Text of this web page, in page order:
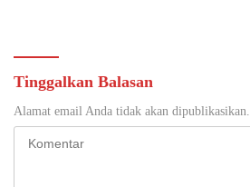
Tinggalkan Balasan
Alamat email Anda tidak akan dipublikasikan.